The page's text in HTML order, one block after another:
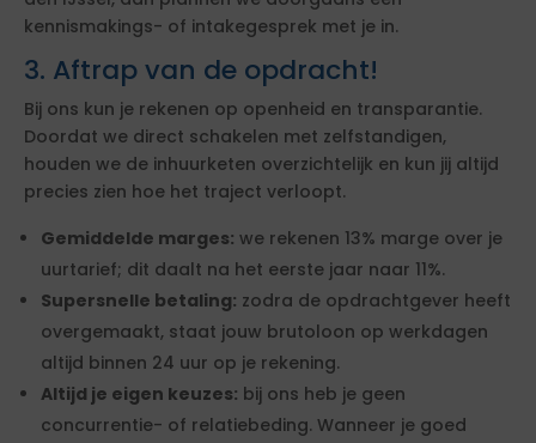
kennismakings- of intakegesprek met je in.
3. Aftrap van de opdracht!
Bij ons kun je rekenen op openheid en transparantie.
Doordat we direct schakelen met zelfstandigen,
houden we de inhuurketen overzichtelijk en kun jij altijd
precies zien hoe het traject verloopt.
Gemiddelde marges: we rekenen 13% marge over je
uurtarief; dit daalt na het eerste jaar naar 11%.
Supersnelle betaling: zodra de opdrachtgever heeft
overgemaakt, staat jouw brutoloon op werkdagen
altijd binnen 24 uur op je rekening.
Altijd je eigen keuzes: bij ons heb je geen
concurrentie- of relatiebeding. Wanneer je goed